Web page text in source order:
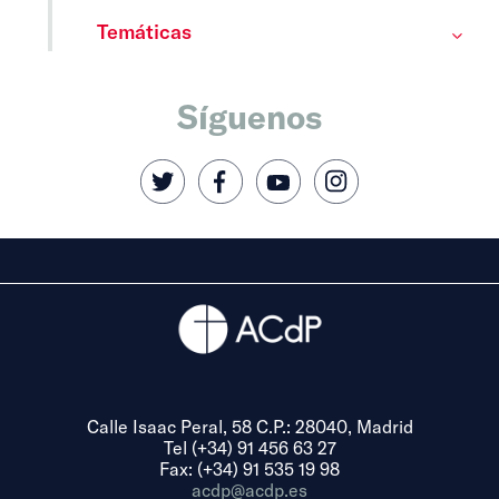
Temáticas
Síguenos
Calle Isaac Peral, 58 C.P.: 28040, Madrid
Tel (+34) 91 456 63 27
Fax: (+34) 91 535 19 98
acdp@acdp.es